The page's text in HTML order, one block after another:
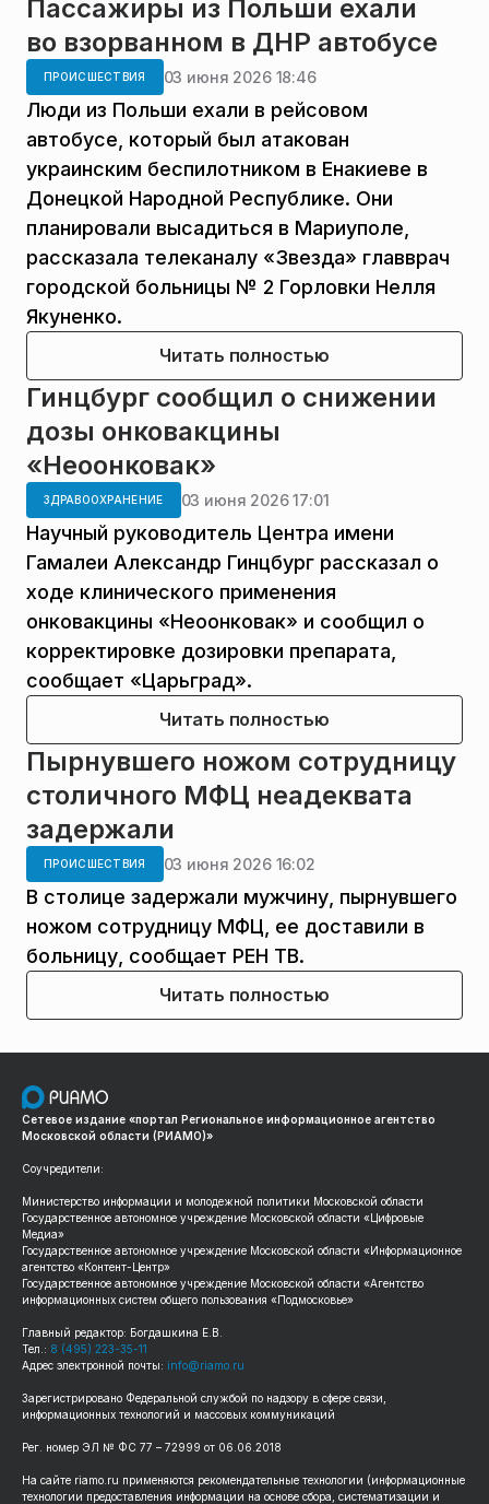
Пассажиры из Польши ехали
во взорванном в ДНР автобусе
ПРОИСШЕСТВИЯ 03 июня 2026 18:46
Люди из Польши ехали в рейсовом
автобусе, который был атакован
украинским беспилотником в Енакиеве в
Донецкой Народной Республике. Они
планировали высадиться в Мариуполе,
рассказала телеканалу «Звезда» главврач
городской больницы № 2 Горловки Нелля
Якуненко.
Читать полностью
Гинцбург сообщил о снижении
дозы онковакцины
«Неоонковак»
ЗДРАВООХРАНЕНИЕ 03 июня 2026 17:01
Научный руководитель Центра имени
Гамалеи Александр Гинцбург рассказал о
ходе клинического применения
онковакцины «Неоонковак» и сообщил о
корректировке дозировки препарата,
сообщает «Царьград».
Читать полностью
Пырнувшего ножом сотрудницу
столичного МФЦ неадеквата
задержали
ПРОИСШЕСТВИЯ 03 июня 2026 16:02
В столице задержали мужчину, пырнувшего
ножом сотрудницу МФЦ, ее доставили в
больницу, сообщает РЕН ТВ.
Читать полностью
Сетевое издание «портал Региональное информационное агентство
Московской области (РИАМО)»
Соучредители:
Министерство информации и молодежной политики Московской области
Государственное автономное учреждение Московской области «Цифровые
Медиа»
Государственное автономное учреждение Московской области «Информационное
агентство «Контент-Центр»
Государственное автономное учреждение Московской области «Агентство
информационных систем общего пользования «Подмосковье»
Главный редактор: Богдашкина Е.В.
Тел.: 8 (495) 223-35-11
Адрес электронной почты: info@riamo.ru
Зарегистрировано Федеральной службой по надзору в сфере связи,
информационных технологий и массовых коммуникаций
Рег. номер ЭЛ № ФС 77 – 72999 от 06.06.2018
На сайте riamo.ru применяются рекомендательные технологии (информационные
технологии предоставления информации на основе сбора, систематизации и